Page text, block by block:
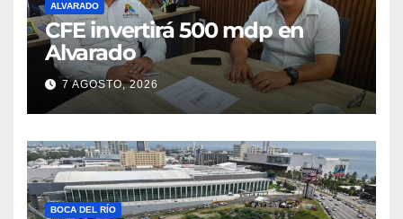
ALVARADO
CFE invertirá 500 mdp en
Alvarado
7 AGOSTO, 2026
BOCA DEL RÍO